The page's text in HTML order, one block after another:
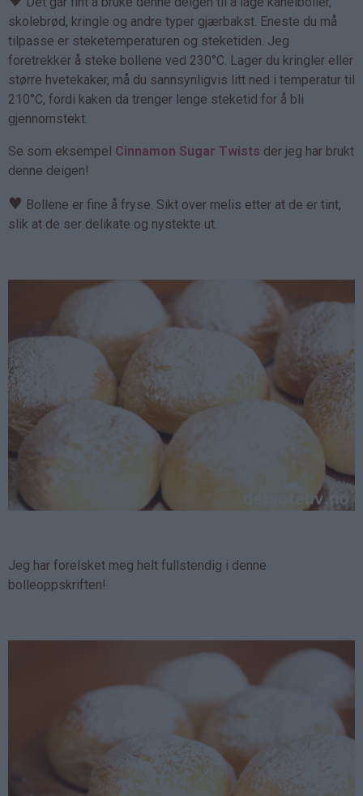
skolebrød, kringle og andre typer gjærbakst. Eneste du må
tilpasse er steketemperaturen og steketiden. Jeg
foretrekker å steke bollene ved 230°C. Lager du kringler eller
større hvetekaker, må du sannsynligvis litt ned i temperatur til
210°C, fordi kaken da trenger lenge steketid for å bli
gjennomstekt.
Se som eksempel Cinnamon Sugar Twists der jeg har brukt
denne deigen!
♥ Bollene er fine å fryse. Sikt over melis etter at de er tint,
slik at de ser delikate og nystekte ut.
Jeg har forelsket meg helt fullstendig i denne
bolleoppskriften!